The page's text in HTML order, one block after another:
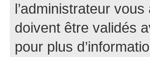
l’administrateur
doivent être validés
pour plus